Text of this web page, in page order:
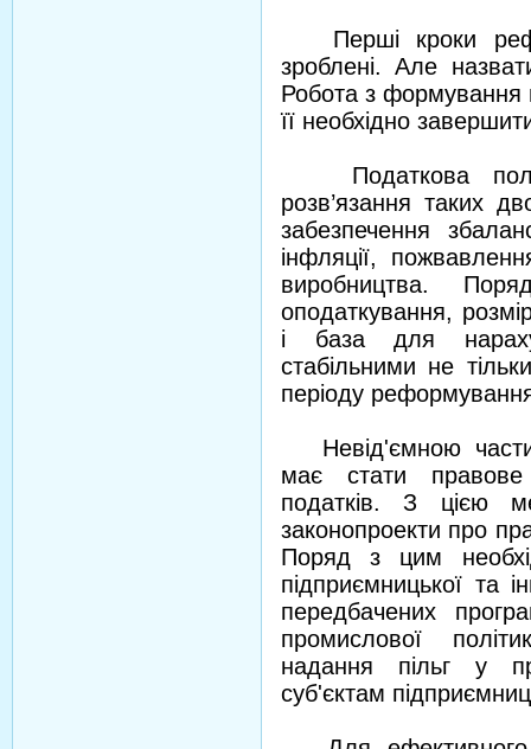
Перші кроки
зроблені. Але
Робота з формування
її необхідно
Податкова
розв’язання таких
забезпечення
інфляції,
виробництва.
оподаткування,
і база для
стабільними не
періоду
Невід'ємною
має стати правове
податків. З цією
законопроекти про
Поряд з цим
підприємницької та
передбачених
промислової
надання пільг у
суб'єктам